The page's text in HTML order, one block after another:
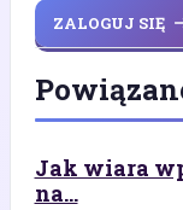
ZALOGUJ SIĘ
Jak wiara
na...